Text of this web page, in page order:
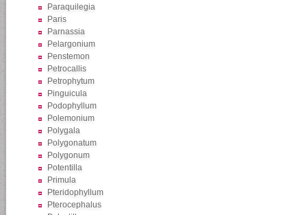
Paraquilegia
Paris
Parnassia
Pelargonium
Penstemon
Petrocallis
Petrophytum
Pinguicula
Podophyllum
Polemonium
Polygala
Polygonatum
Polygonum
Potentilla
Primula
Pteridophyllum
Pterocephalus